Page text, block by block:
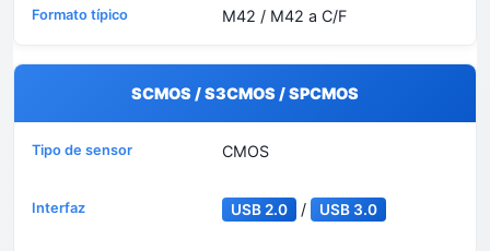
M42 / M42 a C/F
SCMOS / S3CMOS / SPCMOS
CMOS
USB 2.0 / USB 3.0